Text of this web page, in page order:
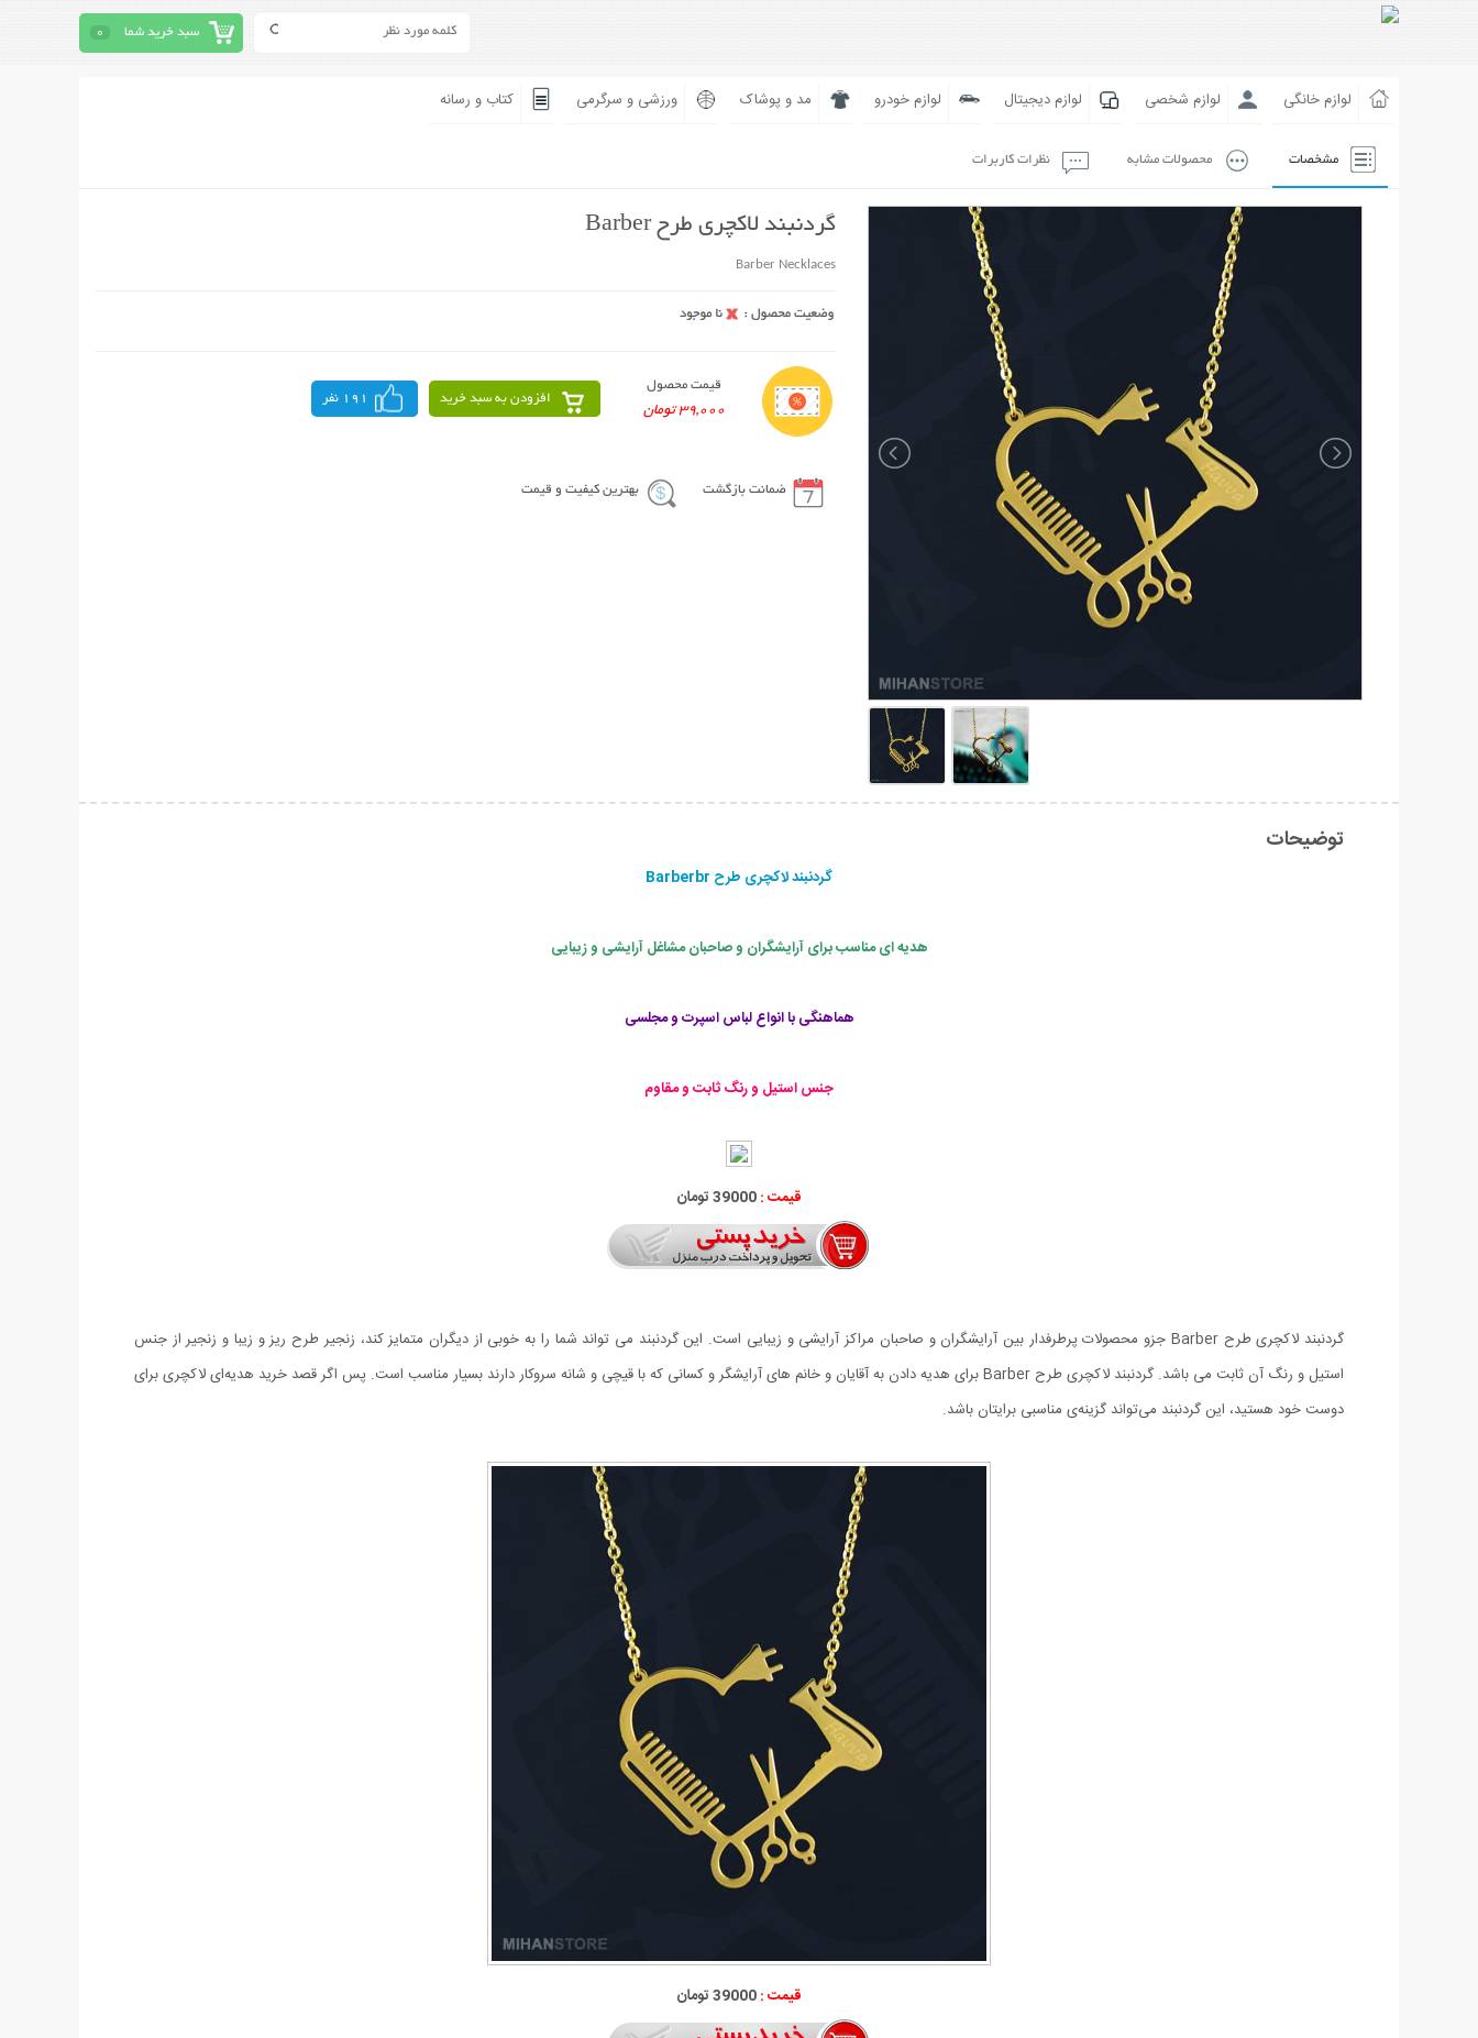
سبد خرید شما 0
لوازم خانگی لوازم شخصی لوازم دیجیتال لوازم خودرو مد و پوشاک ورزشی و سرگرمی کتاب و رسانه
مشخصات محصولات مشابه نظرات کاربرات
گردنبند لاکچری طرح Barber
Barber Necklaces
قیمت محصول
39,000 تومان
افزودن به سبد خرید 191 نفر
ضمانت بازگشت بهترین کیفیت و قیمت
توضیحات
گردنبند لاکچری طرح Barberbr
هدیه ای مناسب برای آرایشگران و صاحبان مشاغل آرایشی و زیبایی
هماهنگی با انواع لباس اسپرت و مجلسی
جنس استیل و رنگ ثابت و مقاوم
قیمت :39000 تومان
گردنبند لاکچری طرح Barber جزو محصولات پرطرفدار بین آرایشگران و صاحبان مراکز آرایشی و زیبایی است. این گردنبند می تواند شما را به خوبی از دیگران متمایز کند، زنجیر طرح ریز و زیبا و زنجیر از جنس
استیل و رنگ آن ثابت می باشد. گردنبند لاکچری طرح Barber برای هدیه دادن به آقایان و خانم های آرایشگر و کسانی که با قیچی و شانه سروکار دارند بسیار مناسب است. پس اگر قصد خرید هدیه‌ای لاکچری برای
دوست خود هستید، این گردنبند می‌تواند گزینه‌ی مناسبی برایتان باشد.
قیمت :39000 تومان